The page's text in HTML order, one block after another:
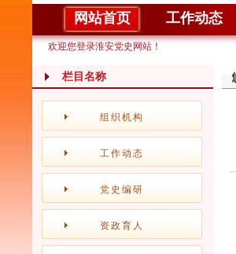
网站首页 工作动态
欢迎您登录淮安党史网站！
栏目名称
组织机构
工作动态
党史编研
资政育人